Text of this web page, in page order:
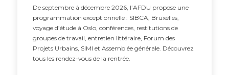
De septembre à décembre 2026, l’AFDU propose une
programmation exceptionnelle : SIBCA, Bruxelles,
voyage d’étude à Oslo, conférences, restitutions de
groupes de travail, entretien littéraire, Forum des
Projets Urbains, SIMI et Assemblée générale. Découvrez
tous les rendez-vous de la rentrée.